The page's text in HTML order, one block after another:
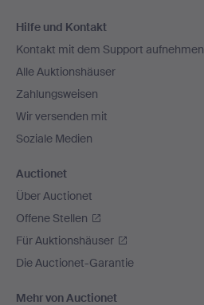
Navigation
Hilfe und Kontakt
Kontakt mit dem Support aufnehmen
Alle Auktionshäuser
Zahlungsweisen
Wir versenden mit
Soziale Medien
Auctionet
Über Auctionet
Offene Stellen
Für Auktionshäuser
Die Auctionet-Garantie
Mehr von Auctionet